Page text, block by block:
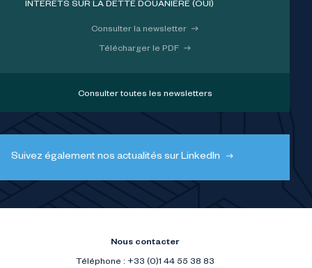
INTERETS SUR LA DETTE DOUANIERE (OUI)
Consulter la newsletter
Télécharger le PDF
Consulter toutes les newsletters
Suivez également nos actualités sur LinkedIn
Nous contacter
Téléphone : +33 (0)1 44 55 38 83